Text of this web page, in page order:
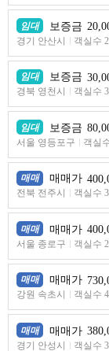
임대 보증금
경기 안산시 객실수
임대 보증금
경북 영천시 객실수
임대 보증금
서울 영등포구 객실
매매 매매가
전북 전주시 객실수
매매 매매가
서울 종로구 객실수
매매 매매가
강원 속초시 객실수
매매 매매가
경기 안성시 객실수